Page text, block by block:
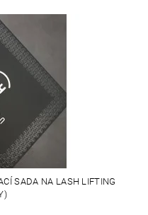
SADA NA LASH LIFTING